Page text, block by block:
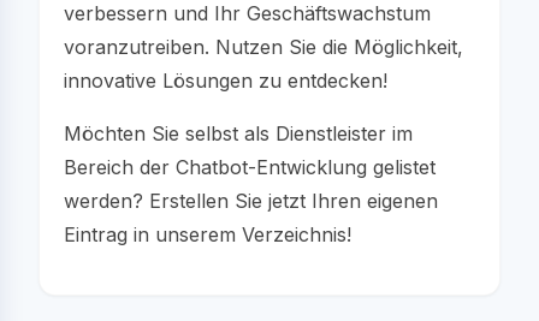
verbessern und Ihr Geschäftswachstum
voranzutreiben. Nutzen Sie die Möglichkeit,
innovative Lösungen zu entdecken!
Möchten Sie selbst als Dienstleister im
Bereich der Chatbot-Entwicklung gelistet
werden? Erstellen Sie jetzt Ihren eigenen
Eintrag in unserem Verzeichnis!